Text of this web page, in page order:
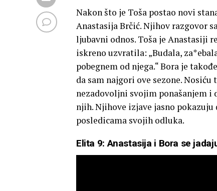
Nakon što je Toša postao novi
Anastasija Brčić. Njihov razgovor
ljubavni odnos. Toša je Anastasiji
iskreno uzvratila: „Budala,
pobegnem od njega.“ Bora je
da sam najgori ove sezone.
nezadovoljni svojim ponašanjem i
njih. Njihove izjave jasno pokazuju
posledicama svojih odluka.
Elita 9: Anastasija i Bora se